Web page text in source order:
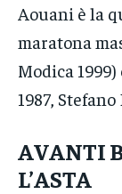
Aouani è la
maratona
Modica
1987,
AVANTI
L’ASTA